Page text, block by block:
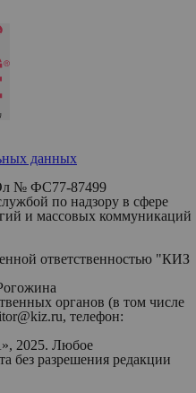
данных
№ ФС77-87499
по надзору в сфере
и массовых коммуникаций
ответственностью "КИЗ
органов (в том числе
телефон:
2025. Любое
без разрешения редакции